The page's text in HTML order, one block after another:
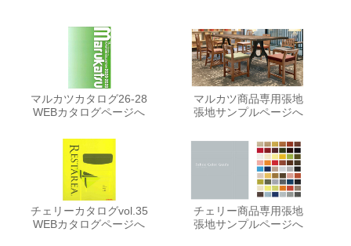
マルカツカタログ26-28
WEBカタログページへ
マルカツ商品専用張地
張地サンプルページへ
チェリーカタログvol.35
WEBカタログページへ
チェリー商品専用張地
張地サンプルページへ